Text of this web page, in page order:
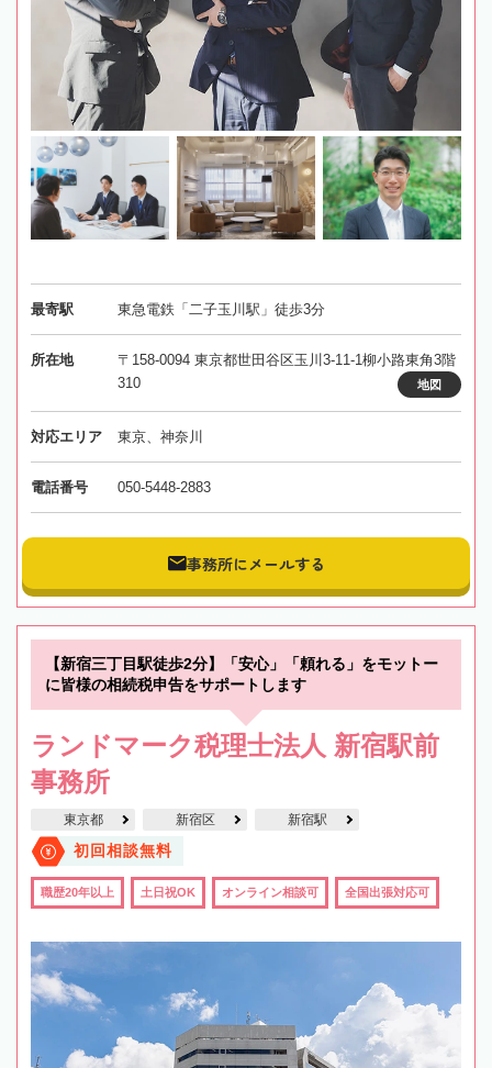
最寄駅 東急電鉄「二子玉川駅」徒歩3分
所在地
〒158-0094 東京都世田谷区玉川3-11-1柳小路東角3階
310
地図
対応エリア 東京、神奈川
電話番号 050-5448-2883
事務所にメールする
【新宿三丁目駅徒歩2分】「安心」「頼れる」をモットー
に皆様の相続税申告をサポートします
ランドマーク税理士法人 新宿駅前
事務所
東京都 新宿区 新宿駅
初回相談無料
職歴20年以上 土日祝OK オンライン相談可 全国出張対応可